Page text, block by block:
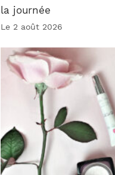
la journée
Le 2 août 2026